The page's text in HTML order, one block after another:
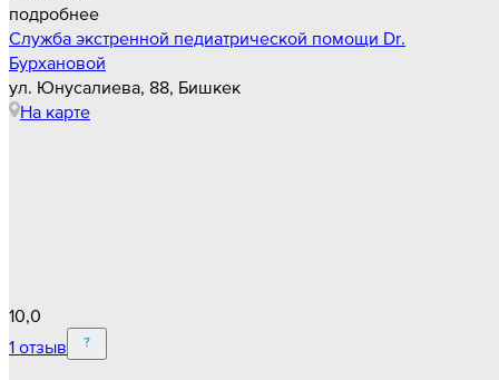
подробнее
Служба экстренной педиатрической помощи Dr.
Бурхановой
ул. Юнусалиева, 88, Бишкек
На карте
10,0
1 отзыв